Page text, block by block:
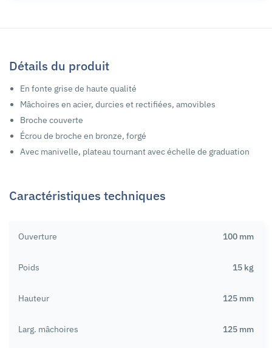
Détails du produit
En fonte grise de haute qualité
Mâchoires en acier, durcies et rectifiées, amovibles
Broche couverte
Écrou de broche en bronze, forgé
Avec manivelle, plateau tournant avec échelle de graduation
Caractéristiques techniques
Ouverture 100 mm
Poids 15 kg
Hauteur 125 mm
Larg. mâchoires 125 mm